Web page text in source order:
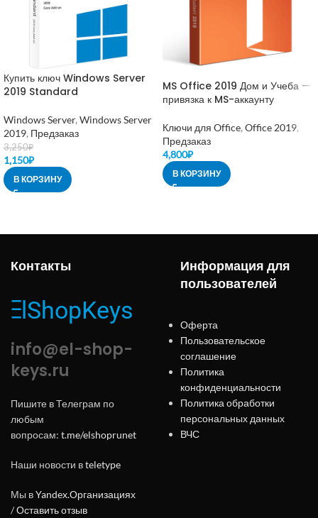
Купить ключ Windows Server
2019 Standard
Windows Server, Windows Server
2019, Предзаказ
3,250₽
1,150₽
В КОРЗИНУ
MS Office 2019 Дом и Учеба —
привязка к MS-аккаунту
Ключи для Office, Office 2019,
Предзаказ
4,800₽
В КОРЗИНУ
Контакты
info@el-shop-
keys.ru
Пишите в Телеграм по
любым
вопросам: t.me/elshoprunet
Наши новости вteletype
Мы вYandex.Организациях
/Оставить отзыв
Информация для
пользователей
Оферта
Пользовательское
соглашение
Политика
конфиденциальности
Политика обработки
персональных данных
ВЧС